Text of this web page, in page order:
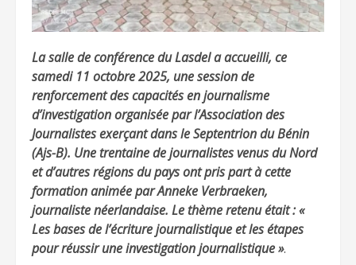
La salle de conférence du Lasdel a accueilli, ce
samedi 11 octobre 2025, une session de
renforcement des capacités en journalisme
d’investigation organisée par l’Association des
Journalistes exerçant dans le Septentrion du Bénin
(Ajs-B). Une trentaine de journalistes venus du Nord
et d’autres régions du pays ont pris part à cette
formation animée par Anneke Verbraeken,
journaliste néerlandaise. Le thème retenu était : «
Les bases de l’écriture journalistique et les étapes
pour réussir une investigation journalistique ».